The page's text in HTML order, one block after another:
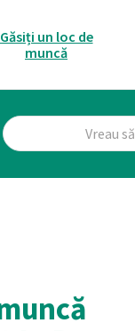
Găsiți un loc de
muncă